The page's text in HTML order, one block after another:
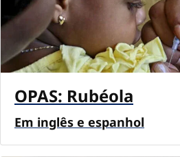
OPAS: Rubéola
Em inglês e espanhol